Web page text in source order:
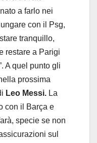
a farlo nei
con il Psg,
tranquillo,
restare a Parigi
A quel punto gli
prossima
Leo Messi. La
con il Barça e
specie se non
sul